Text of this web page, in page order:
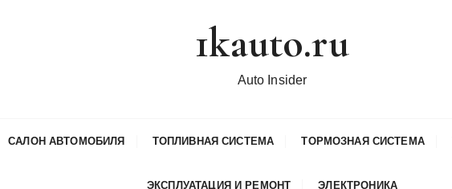
1kauto.ru
Auto Insider
САЛОН АВТОМОБИЛЯ ТОПЛИВНАЯ СИСТЕМА ТОРМОЗНАЯ СИСТЕМА
ЭКСПЛУАТАЦИЯ И РЕМОНТ ЭЛЕКТРОНИКА